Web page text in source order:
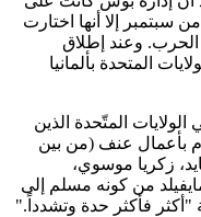
إلا أنها اختارت
وعند إطلاق
المتحدة بألمانيا
المتّحدة الذين
بأعمال عنف (من بين
زكريا موسوي،
من كونه مسلم إلى
فأكثر حدة وتشدداً."